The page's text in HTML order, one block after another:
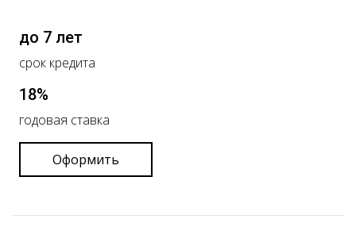
до 7 лет
срок кредита
18%
годовая ставка
Оформить